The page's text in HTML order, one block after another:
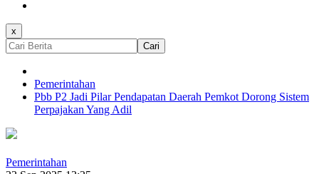
x
Cari
Pemerintahan
Pbb P2 Jadi Pilar Pendapatan Daerah Pemkot Dorong Sistem
Perpajakan Yang Adil
Pemerintahan